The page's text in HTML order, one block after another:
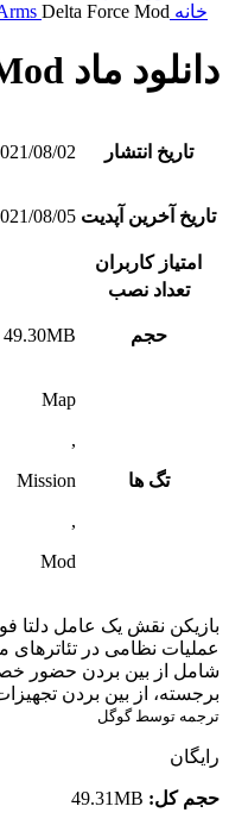
خانه Delta Force Mod
دانلود ماد Delta Force Mod
تاریخ انتشار 08/02
تاریخ آخرین آپدیت 08/05
امتیاز کاربران
تعداد نصب
حجم 49.30MB
تگ ها
Map
,
Mission
,
Mod
بازیکن نقش یک عامل دلتا
عملیات نظامی در
شامل از بین بردن حضور
برجسته، از بین بردن
ترجمه توسط گوگل
رایگان
حجم کل: 49.31MB